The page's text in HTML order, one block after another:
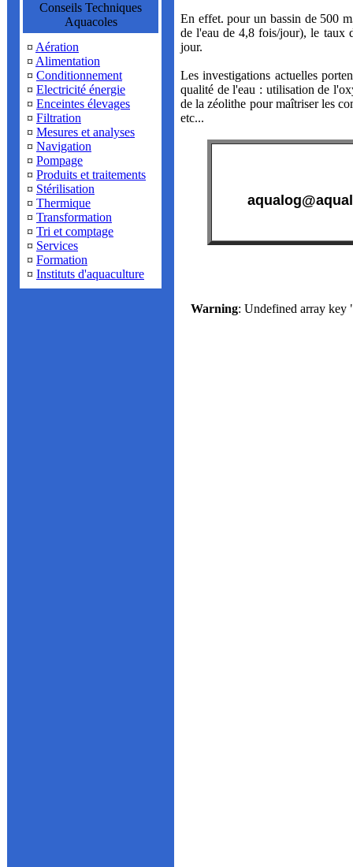
Conseils Techniques
Aquacoles
¤ Aération
¤ Alimentation
¤ Conditionnement
¤ Electricité énergie
¤ Enceintes élevages
¤ Filtration
¤ Mesures et analyses
¤ Navigation
¤ Pompage
¤ Produits et traitements
¤ Stérilisation
¤ Thermique
¤ Transformation
¤ Tri et comptage
¤ Services
¤ Formation
¤ Instituts d'aquaculture
En effet. pour un bassin de 500
de l'eau de 4,8 fois/jour), le taux
jour.
Les investigations actuelles
qualité de l'eau : utilisation de
de la zéolithe pour maîtriser les
etc...
Warning: Undefined array